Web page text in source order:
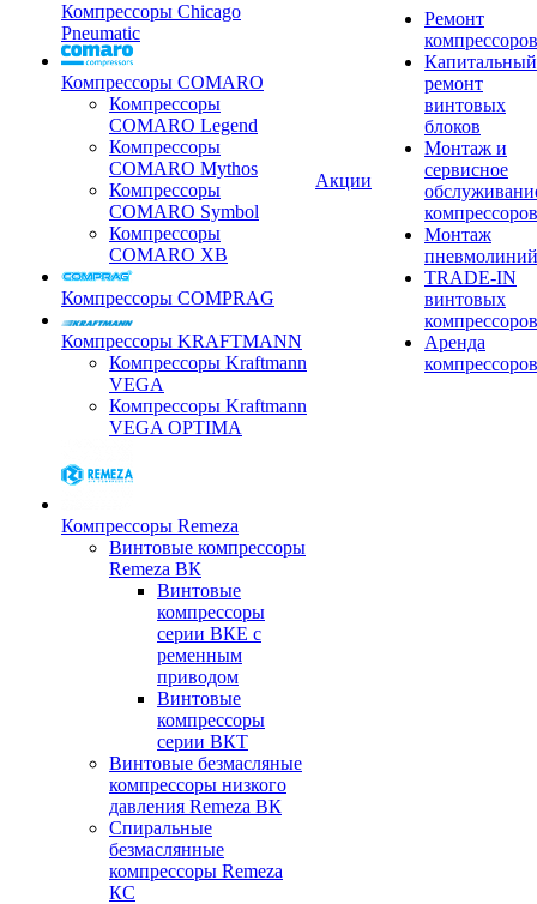
Компрессоры Chicago
Pneumatic
Компрессоры COMARO
Компрессоры
COMARO Legend
Компрессоры
COMARO Mythos
Компрессоры
COMARO Symbol
Компрессоры
COMARO XB
Компрессоры COMPRAG
Компрессоры KRAFTMANN
Компрессоры Kraftmann
VEGA
Компрессоры Kraftmann
VEGA OPTIMA
Компрессоры Remeza
Винтовые компрессоры
Remeza ВК
Винтовые
компрессоры
серии ВКЕ с
ременным
приводом
Винтовые
компрессоры
серии ВКТ
Винтовые безмасляные
компрессоры низкого
давления Remeza ВК
Спиральные
безмаслянные
компрессоры Remeza
КС
Акции
Ремонт
компрессоров
Капитальный
ремонт
винтовых
блоков
Монтаж и
сервисное
компрессоров
Монтаж
пневмолиний
TRADE-IN
винтовых
компрессоров
Аренда
компрессоров